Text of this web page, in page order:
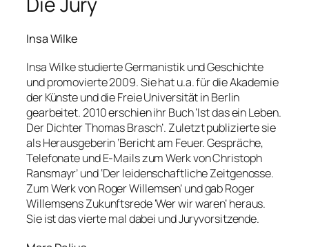
Insa Wilke
Insa Wilke studierte Germanistik und Geschichte
und promovierte 2009. Sie hat u.a. für die Akademie
der Künste und die Freie Universität in Berlin
gearbeitet. 2010 erschien ihr Buch ‘Ist das ein Leben.
Der Dichter Thomas Brasch’. Zuletzt publizierte sie
als Herausgeberin ‘Bericht am Feuer. Gespräche,
Telefonate und E-Mails zum Werk von Christoph
Ransmayr’ und ‘Der leidenschaftliche Zeitgenosse.
Zum Werk von Roger Willemsen’ und gab Roger
Willemsens Zukunftsrede ‘Wer wir waren’ heraus.
Sie ist das vierte mal dabei und Juryvorsitzende.